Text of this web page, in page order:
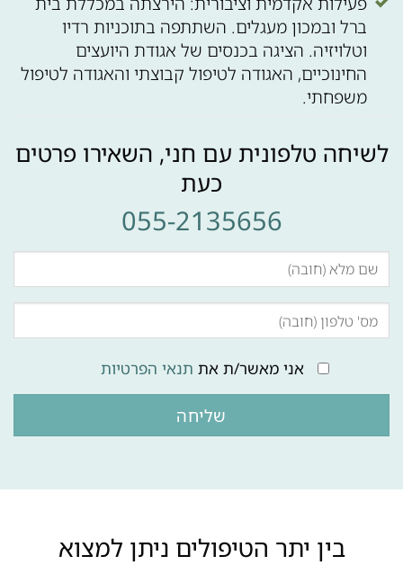
ברל ובמכון מעגלים. השתתפה בתוכניות רדיו
וטלויזיה. הציגה בכנסים של אגודת היועצים
החינוכיים, האגודה לטיפול קבוצתי והאגודה לטיפול
משפחתי.
לשיחה טלפונית עם חני, השאירו פרטים
כעת
055-2135656
אני מאשר/ת את תנאי הפרטיות
בין יתר הטיפולים ניתן למצוא